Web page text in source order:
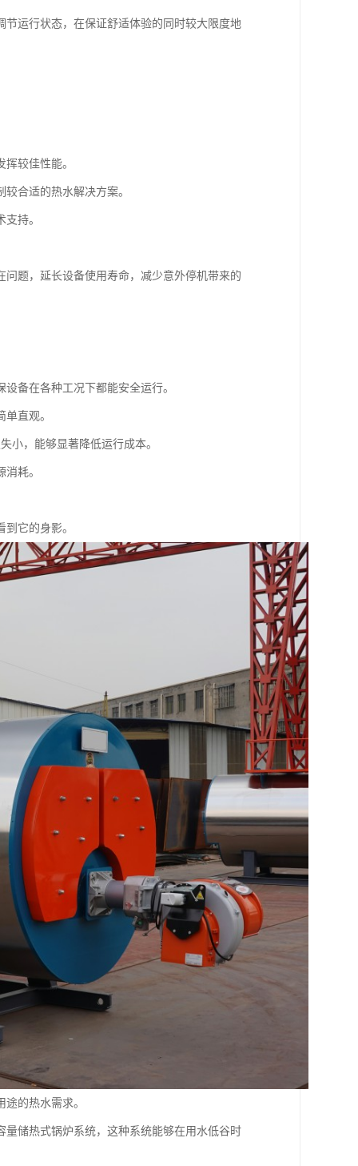
运行状态，在保证舒适体验的同时较大限度地
较佳性能。
合适的热水解决方案。
持。
题，延长设备使用寿命，减少意外停机带来的
备在各种工况下都能安全运行。
直观。
小，能够显著降低运行成本。
耗。
它的身影。
的热水需求。
储热式锅炉系统，这种系统能够在用水低谷时